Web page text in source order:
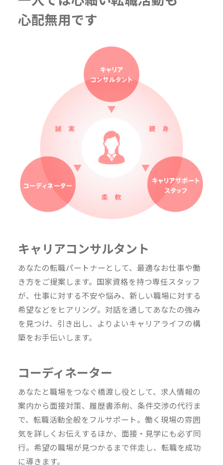
心配無用です
キャリアコンサルタント
あなたの転職パートナーとして、最適なお仕事や働
き方をご提案します。国家資格を持つ専任スタッフ
が、仕事に対する不安や悩み、新しい職場に対する
希望などをヒアリング。対話を通してあなたの強み
を見つけ、引き出し、よりよいキャリアライフの構
築をお手伝いします。
コーディネーター
あなたと職場をつなぐ橋渡し役として、求人情報の
案内から面接対策、履歴書添削、条件交渉の代行ま
で、転職活動全般をフルサポート。働く現場の雰囲
気を詳しくお伝えするほか、面接・見学にも必ず同
行。希望の職場が見つかるまで伴走し、転職を成功
に導きます。